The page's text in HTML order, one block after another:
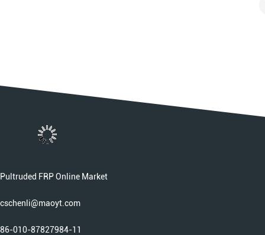
Pultruded FRP Online Market
cschenli@maoyt.com
86-010-87827984-11